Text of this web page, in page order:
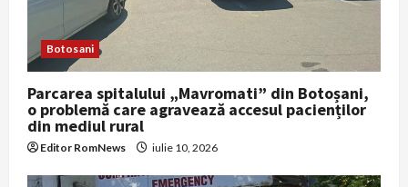
Botosani
Parcarea spitalului „Mavromati” din Botoșani,
o problemă care agravează accesul pacienților
din mediul rural
Editor RomNews iulie 10, 2026